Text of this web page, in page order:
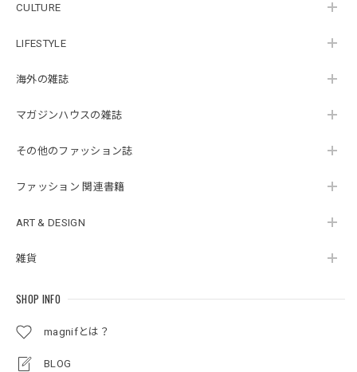
CULTURE
LIFESTYLE
海外の雑誌
マガジンハウスの雑誌
その他のファッション誌
ファッション 関連書籍
ART & DESIGN
雑貨
SHOP INFO
magnifとは？
BLOG